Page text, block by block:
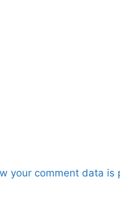
your comment data is